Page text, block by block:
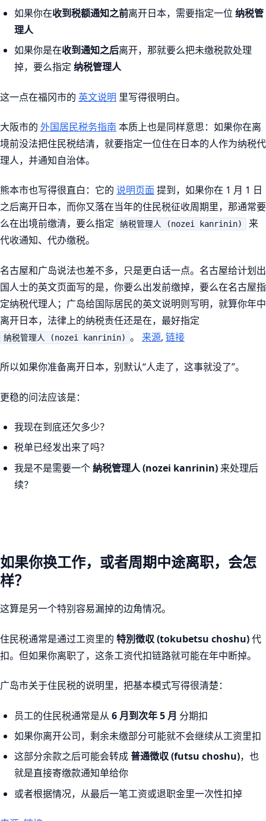
如果你在收到税额通知之前离开日本，需要指定一位 纳税管
理人
如果你是在收到通知之后离开，那就要么把未缴税款处理
掉，要么指定 纳税管理人
这一点在福冈市的 英文说明 里写得很明白。
大阪市的 外国居民税务指南 本质上也是同样意思：如果你在离
境前没法把住民税结清，就要指定一位住在日本的人作为纳税代
理人，并通知自治体。
熊本市也写得很直白：它的 说明页面提到，如果你在 1 月 1 日
之后离开日本，而你又落在当年的住民税征收周期里，那通常要
么在出境前缴清，要么指定
納税管理人 (nozei kanrinin)
来
代收通知、代办缴税。
名古屋和广岛说法也差不多，只是更白话一点。名古屋给计划出
国人士的英文页面写的是，你要么出发前缴掉，要么在名古屋指
定纳税代理人；广岛给国际居民的英文说明则写明，就算你年中
离开日本，法律上的纳税责任还是在，最好指定
納税管理人 (nozei kanrinin) 。 来源, 链接
所以如果你准备离开日本，别默认“人走了，这事就没了”。
更稳的问法应该是：
我现在到底还欠多少？
税单已经发出来了吗？
我是不是需要一个納税管理人 (nozei kanrinin) 来处理后
续？
如果你换工作，或者周期中途离职，会怎
样？
这算是另一个特别容易漏掉的边角情况。
住民税通常是通过工资里的 特別徴収 (tokubetsu choshu)代
扣。但如果你离职了，这条工资代扣链路就可能在年中断掉。
广岛市关于住民税的说明里，把基本模式写得很清楚：
员工的住民税通常是从 6 月到次年 5 月 分期扣
如果你离开公司，剩余未缴部分可能就不会继续从工资里扣
这部分余款之后可能会转成普通徴収 (futsu choshu)，也
就是直接寄缴款通知单给你
或者根据情况，从最后一笔工资或退职金里一次性扣掉